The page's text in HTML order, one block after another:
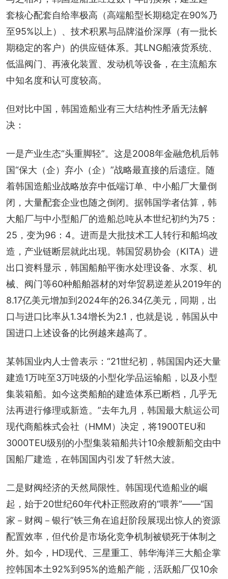
套核心配套自给率极高（高端船型长期稳定在90%乃
至95%以上）、技术积累与品牌溢价深厚（有一批长
期稳定的客户）的供应链体系。其LNG船液货系统、
低温阀门、再液化装置、发动机等设备，在主流船东
中知名度和认可度较高。
但对比中国，韩国造船业有三大结构性矛盾无法解
决：
一是产业生态“头重脚轻”。这是2008年金融危机后韩
国“保大（企）弃小（企）”战略最直接的后遗症。随
着韩国造船业战略放弃中低端订单、中小船厂大量倒
闭，大量配套企业也随之倒闭。据韩国学者估算，韩
大船厂与中小型船厂的造船总吨从本世纪初约为75：
25，变为96：4。进而是大批技术工人转行和船坞改
造，产业链断层就此出现。韩国贸易协会（KITA）进
出口资料显示，韩国船舶平衡水处理设备、水泵、机
械、阀门等60种船舶器材的对华贸易逆差从2019年的
8.17亿美元增加到2024年的26.34亿美元，同期，出
口与进口比率从1.34增长为2.1，也就是说，韩国从中
国进口上述设备的比例越来越高了。
某韩国业内人士曾表示：“21世纪初，韩国国内还大量
建造1万吨至3万吨级的小型化学品运输船，以及小型
集装箱船。如今这类船舶的建造体系已断档，几乎无
法再进行修理或新造。”去年九月，韩国最大航运公司
现代商船株式会社（HMM）决定，将1900TEU和
3000TEU级别的小型集装箱船共计10余艘新船交由中
国船厂建造，在韩国国内引发了轩然大波。
二是财阀经济的天然局限性。韩国现代造船业的崛
起，始于20世纪60年代朴正熙政府的“喂养”——“国
家－财阀－银行”铁三角在追赶阶段展现出惊人的资源
配置效率，但代价是市场化竞争机制被锁死于体制之
外。如今，HD现代、三星重工、韩华海洋三大船企掌
控韩国本土92%到95%的造船产能，活跃船厂仅10余